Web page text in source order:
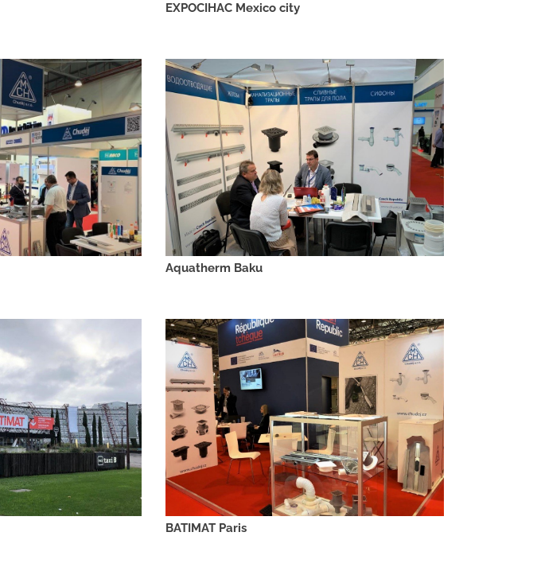
EXPOCIHAC Mexico city
Aquatherm Baku
BATIMAT Paris